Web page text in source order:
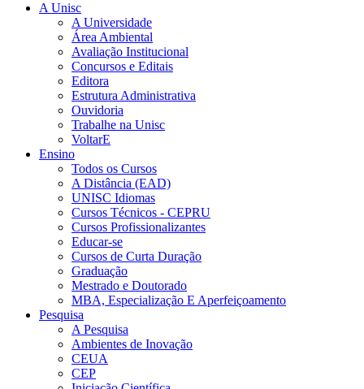
A Unisc
A Universidade
Área Ambiental
Avaliação Institucional
Concursos e Editais
Editora
Estrutura Administrativa
Ouvidoria
Trabalhe na Unisc
VoltarE
Ensino
Todos os Cursos
A Distância (EAD)
UNISC Idiomas
Cursos Técnicos - CEPRU
Cursos Profissionalizantes
Educar-se
Cursos de Curta Duração
Graduação
Mestrado e Doutorado
MBA, Especialização E Aperfeiçoamento
Pesquisa
A Pesquisa
Ambientes de Inovação
CEUA
CEP